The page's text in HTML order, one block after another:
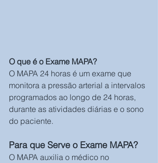
O que é o Exame MAPA?
O MAPA 24 horas é um exame que
monitora a pressão arterial a intervalos
programados ao longo de 24 horas,
durante as atividades diárias e o sono
do paciente.
Para que Serve o Exame MAPA?
O MAPA auxilia o médico no